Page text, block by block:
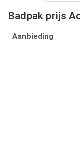
Badpak prijs
Aanbieding